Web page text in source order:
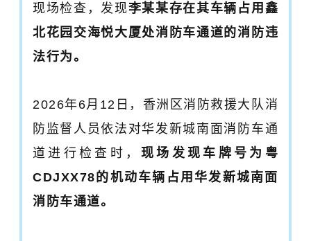
现场检查，发现李某某存在其车辆占用鑫
北花园交海悦大厦处消防车通道的消防违
法行为。
2026年6月12日，香洲区消防救援大队消
防监督人员依法对华发新城南面消防车通
道进行检查时，现场发现车牌号为粤
CDJXX78的机动车辆占用华发新城南面
消防车通道。